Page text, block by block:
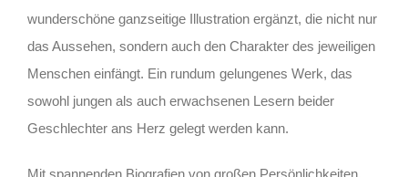
wunderschöne ganzseitige Illustration ergänzt, die nicht nur
das Aussehen, sondern auch den Charakter des jeweiligen
Menschen einfängt. Ein rundum gelungenes Werk, das
sowohl jungen als auch erwachsenen Lesern beider
Geschlechter ans Herz gelegt werden kann.
Mit spannenden Biografien von großen Persönlichkeiten,